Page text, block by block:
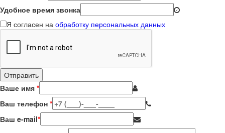
Удобное время звонка
Я согласен на обработку персональных данных
Ваше имя *
Ваш телефон *
Ваш e-mail*